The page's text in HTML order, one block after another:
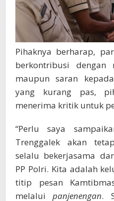
Pihaknya berharap,
berkontribusi dengan
maupun saran
yang kurang pas,
menerima kritik untuk
“Perlu saya
Trenggalek akan
selalu bekerjasama
PP Polri. Kita adalah
titip pesan
melaluipanjenengan.